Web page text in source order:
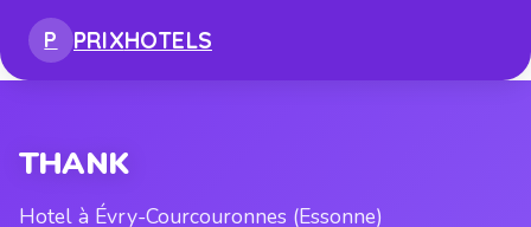
P PRIXHOTELS
THANK
Hotel à Évry-Courcouronnes (Essonne)